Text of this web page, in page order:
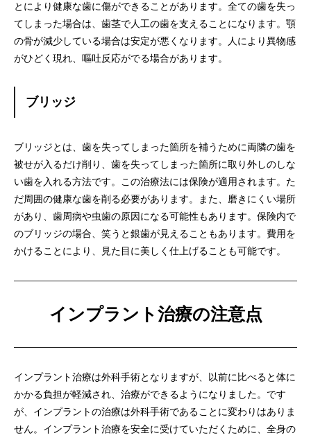
とにより健康な歯に傷ができることがあります。全ての歯を失っ
てしまった場合は、 歯茎で人工の歯を支えることになります。 顎
の骨が減少している場合は安定が悪くなります。
人により異物感
がひどく現れ、嘔吐反応がでる場合があります。
ブリッジ
ブリッジとは、 歯を失ってしまった箇所を補うために両隣の歯を
被せが入るだけ削 り、歯を失ってしまった箇所に取り外しのしな
い歯を入れる方法です。この治療法には保険が適用されます。 た
だ周囲の健康な歯を削る必要があります。また、 磨きにくい場所
があり、歯周病や虫歯の原因になる可能性もあります。保険内で
のブリッジの場合、 笑うと銀歯が見えることもあります。費用を
かけることにより、
見た目に美しく仕上げることも可能です。
インプラント治療の注意点
インプラント治療は外科手術となりますが、
以前に比べると体に
かかる負担が軽減され、 治療ができるようになりました。です
が、インプラントの治療は外科手術であることに変わりはありま
せん。 インプラント治療を安全に受けていただくために、 全身の